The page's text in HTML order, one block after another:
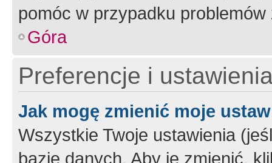
pomóc w przypadku
Góra
Preferencje i
Jak mogę zmienić moje
Wszystkie Twoje ustawienia
bazie danych. Aby je zmienić,